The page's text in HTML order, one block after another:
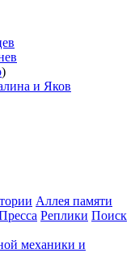
)
Аллея памяти
Реплики Поиск
механики и